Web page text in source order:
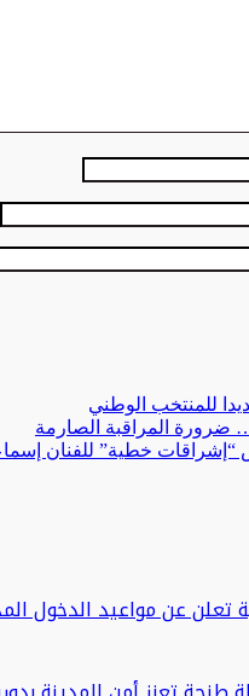
للمنتخب الوطني
ضرورة المراقبة الصارمة
خطية” للفنان
تعلن عن مواعيد الدخول